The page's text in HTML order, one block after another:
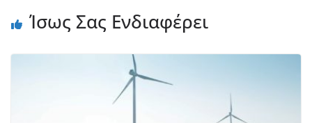
Ίσως Σας Ενδιαφέρει